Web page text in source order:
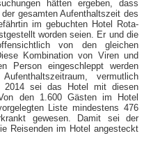
hätten ergeben, dass
gesamten Aufenthaltszeit des
im gebuchten Hotel Rota-
worden seien. Er und die
von den gleichen
Kombination von Viren und
Person eingeschleppt werden
vermutlich
2014 sei das Hotel mit diesen
den 1.600 Gästen im Hotel
Liste mindestens 476
gewesen. Damit sei der
Reisenden im Hotel angesteckt